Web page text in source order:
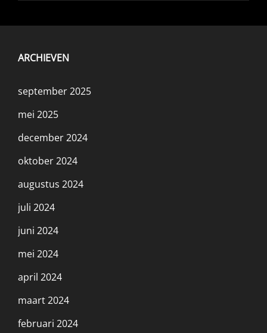
ARCHIEVEN
september 2025
mei 2025
december 2024
oktober 2024
augustus 2024
juli 2024
juni 2024
mei 2024
april 2024
maart 2024
februari 2024